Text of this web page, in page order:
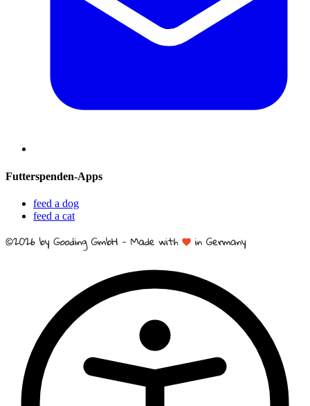
Futterspenden-Apps
feed a dog
feed a cat